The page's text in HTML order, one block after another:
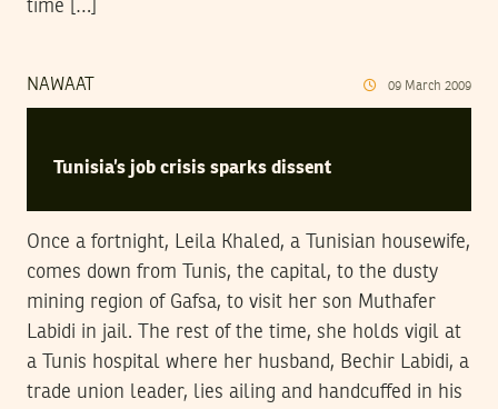
time […]
NAWAAT 09 March 2009
Tunisia’s job crisis sparks dissent
Once a fortnight, Leila Khaled, a Tunisian housewife,
comes down from Tunis, the capital, to the dusty
mining region of Gafsa, to visit her son Muthafer
Labidi in jail. The rest of the time, she holds vigil at
a Tunis hospital where her husband, Bechir Labidi, a
trade union leader, lies ailing and handcuffed in his